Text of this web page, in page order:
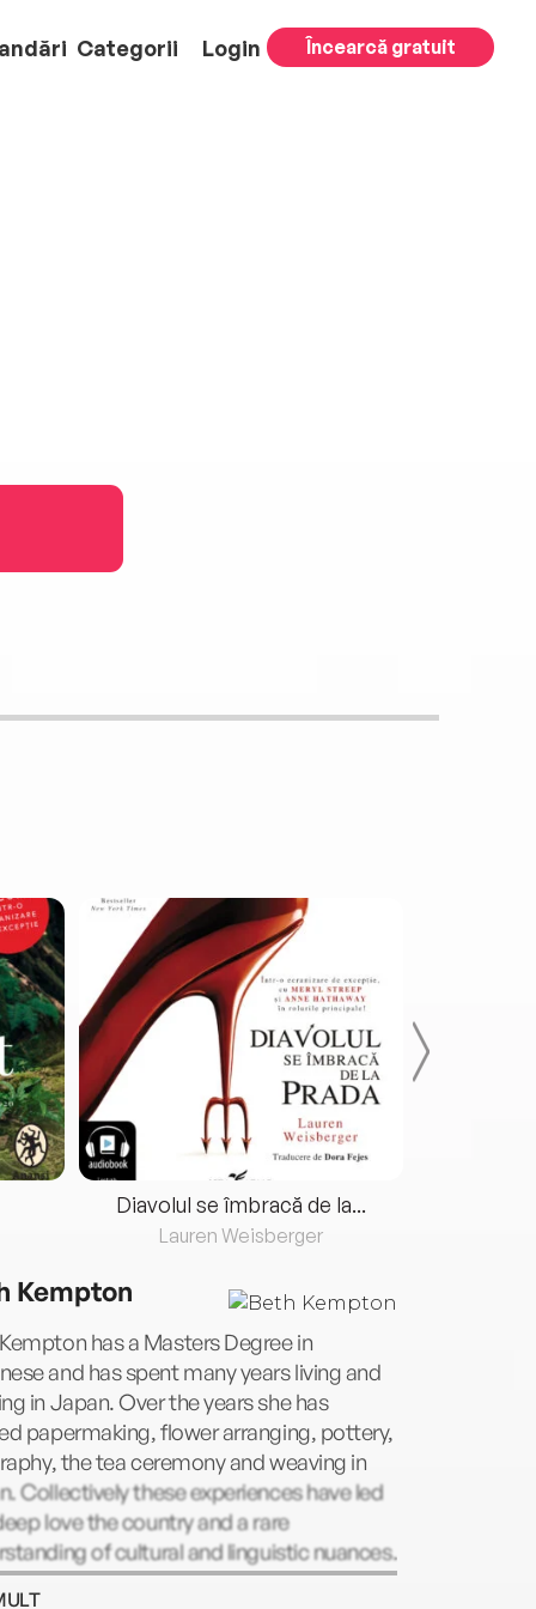
Categorii Login Încearcă gratuit
Diavolul se îmbracă de la...
Lauren Weisberger
Kempton
has a Masters Degree in
and has spent many years living and
in Japan. Over the years she has
papermaking, flower arranging, pottery,
the tea ceremony and weaving in
Collectively these experiences have led
love the country and a rare
of cultural and linguistic nuances.
and CEO of Do What You Love, Beth